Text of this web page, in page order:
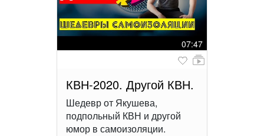
07:47
КВН-2020. Другой КВН.
Шедевр от Якушева,
подпольный КВН и другой
юмор в самоизоляции.